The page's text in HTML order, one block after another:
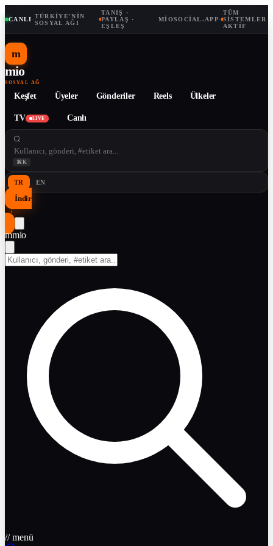
CANLI ·TÜRKIYE'NIN
SOSYAL AĞI
·
TANIŞ ·
PAYLAŞ ·
EŞLEŞ
MIOSOCIAL.APP·
TÜM
SISTEMLER
AKTIF
m
mio
SOSYAL AĞ
Keşfet Üyeler Gönderiler Reels Ülkeler
TV LIVE Canlı
⌘K
TR EN
İndir
↓
mmio
// menü